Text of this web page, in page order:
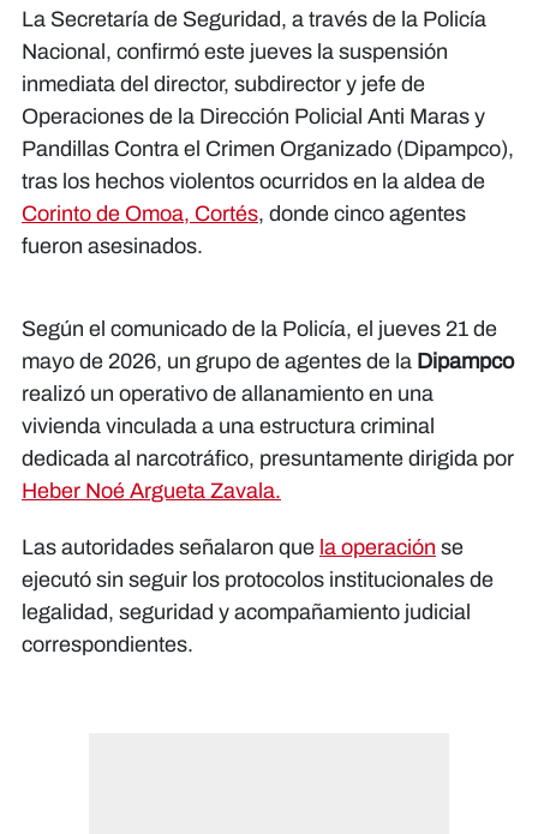
La Secretaría de Seguridad, a través de la Policía
Nacional, confirmó este jueves la suspensión
inmediata del director, subdirector y jefe de
Operaciones de la Dirección Policial Anti Maras y
Pandillas Contra el Crimen Organizado (Dipampco),
tras los hechos violentos ocurridos en la aldea de
Corinto de Omoa, Cortés, donde cinco agentes
fueron asesinados.
Según el comunicado de la Policía, el jueves 21 de
mayo de 2026, un grupo de agentes de la Dipampco
realizó un operativo de allanamiento en una
vivienda vinculada a una estructura criminal
dedicada al narcotráfico, presuntamente dirigida por
Heber Noé Argueta Zavala.
Las autoridades señalaron que la operación se
ejecutó sin seguir los protocolos institucionales de
legalidad, seguridad y acompañamiento judicial
correspondientes.